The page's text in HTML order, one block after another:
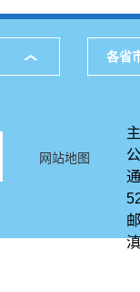
各省
网站地图